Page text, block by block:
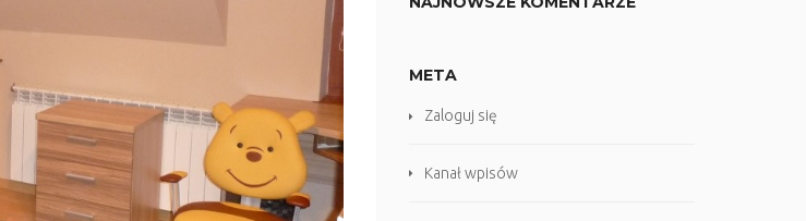
META
Zaloguj się
Kanał wpisów